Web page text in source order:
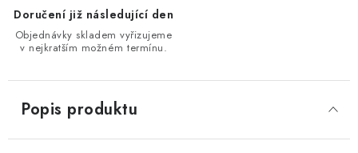
Doručení již následující den
Objednávky skladem vyřizujeme
v nejkratším možném termínu.
Popis produktu